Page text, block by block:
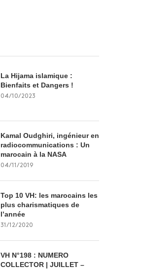
La Hijama islamique :
Bienfaits et Dangers !
04/10/2023
Kamal Oudghiri, ingénieur en
radiocommunications : Un
marocain à la NASA
04/11/2019
Top 10 VH: les marocains les
plus charismatiques de
l’année
31/12/2020
VH N°198 : NUMERO
COLLECTOR | JUILLET –